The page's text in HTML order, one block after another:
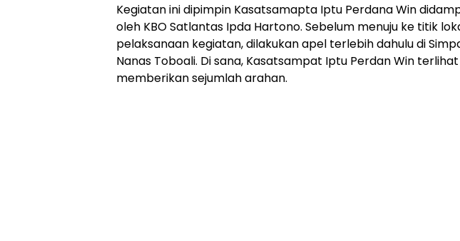
Kegiatan ini dipimpin Kasatsamapta Iptu Perdana Win
oleh KBO Satlantas Ipda Hartono. Sebelum menuju ke titik
pelaksanaan kegiatan, dilakukan apel terlebih dahulu di
Nanas Toboali. Di sana, Kasatsampat Iptu Perdan Win terlihat
memberikan sejumlah arahan.